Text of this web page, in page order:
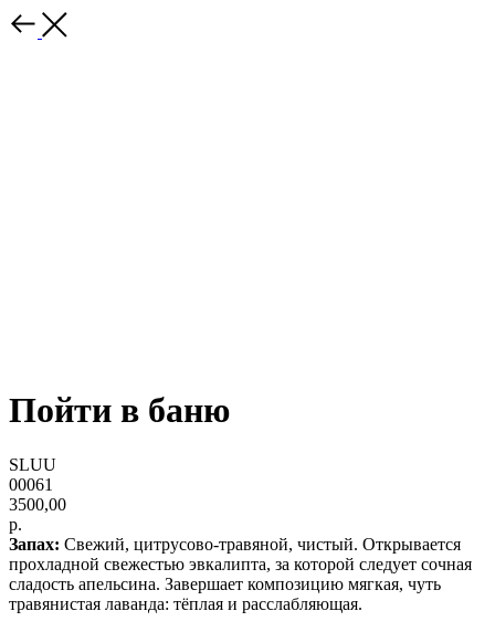
Пойти в баню
SLUU
00061
3500,00
р.
Запах: Свежий, цитрусово-травяной, чистый. Открывается
прохладной свежестью эвкалипта, за которой следует сочная
сладость апельсина. Завершает композицию мягкая, чуть
травянистая лаванда: тёплая и расслабляющая.